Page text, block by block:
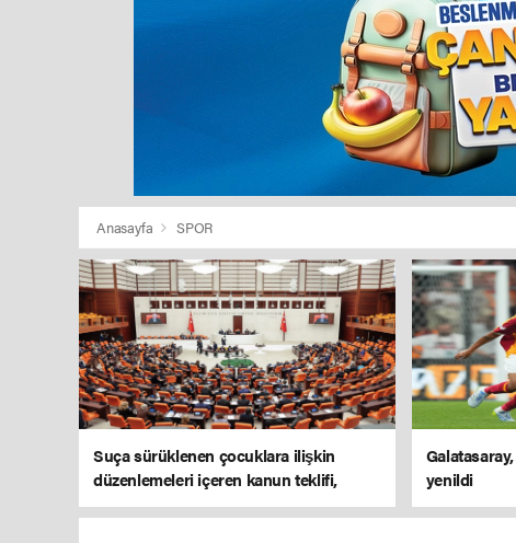
Anasayfa SPOR
Suça sürüklenen çocuklara ilişkin
düzenlemeleri içeren kanun teklifi,
TBMM Genel Kurulu'nda kabul edildi
yenildi